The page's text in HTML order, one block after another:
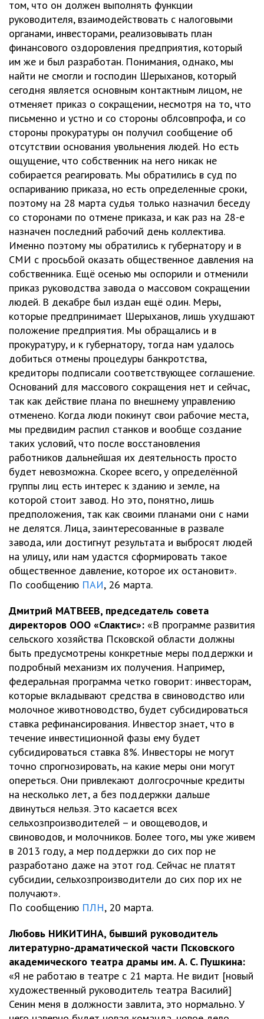
том, что он должен выполнять функции
руководителя, взаимодействовать с налоговыми
органами, инвесторами, реализовывать план
финансового оздоровления предприятия, который
им же и был разработан. Понимания, однако, мы
найти не смогли и господин Шерыханов, который
сегодня является основным контактным лицом, не
отменяет приказ о сокращении, несмотря на то, что
письменно и устно и со стороны облсовпрофа, и со
стороны прокуратуры он получил сообщение об
отсутствии основания увольнения людей. Но есть
ощущение, что собственник на него никак не
собирается реагировать. Мы обратились в суд по
оспариванию приказа, но есть определенные сроки,
поэтому на 28 марта судья только назначил беседу
со сторонами по отмене приказа, и как раз на 28-е
назначен последний рабочий день коллектива.
Именно поэтому мы обратились к губернатору и в
СМИ с просьбой оказать общественное давления на
собственника. Ещё осенью мы оспорили и отменили
приказ руководства завода о массовом сокращении
людей. В декабре был издан ещё один. Меры,
которые предпринимает Шерыханов, лишь ухудшают
положение предприятия. Мы обращались и в
прокуратуру, и к губернатору, тогда нам удалось
добиться отмены процедуры банкротства,
кредиторы подписали соответствующее соглашение.
Оснований для массового сокращения нет и сейчас,
так как действие плана по внешнему управлению
отменено. Когда люди покинут свои рабочие места,
мы предвидим распил станков и вообще создание
таких условий, что после восстановления
работников дальнейшая их деятельность просто
будет невозможна. Скорее всего, у определённой
группы лиц есть интерес к зданию и земле, на
которой стоит завод. Но это, понятно, лишь
предположения, так как своими планами они с нами
не делятся. Лица, заинтересованные в развале
завода, или достигнут результата и выбросят людей
на улицу, или нам удастся сформировать такое
общественное давление, которое их остановит».
По сообщению ПАИ, 26 марта.
Дмитрий МАТВЕЕВ, председатель совета
директоров ООО «Слактис»: «В программе развития
сельского хозяйства Псковской области должны
быть предусмотрены конкретные меры поддержки и
подробный механизм их получения. Например,
федеральная программа четко говорит: инвесторам,
которые вкладывают средства в свиноводство или
молочное животноводство, будет субсидироваться
ставка рефинансирования. Инвестор знает, что в
течение инвестиционной фазы ему будет
субсидироваться ставка 8%. Инвесторы не могут
точно спрогнозировать, на какие меры они могут
опереться. Они привлекают долгосрочные кредиты
на несколько лет, а без поддержки дальше
двинуться нельзя. Это касается всех
сельхозпроизводителей – и овощеводов, и
свиноводов, и молочников. Более того, мы уже живем
в 2013 году, а мер поддержки до сих пор не
разработано даже на этот год. Сейчас не платят
субсидии, сельхозпроизводители до сих пор их не
получают».
По сообщению ПЛН, 20 марта.
Любовь НИКИТИНА, бывший руководитель
литературно-драматической части Псковского
академического театра драмы им. А. С. Пушкина:
«Я не работаю в театре с 21 марта. Не видит [новый
художественный руководитель театра Василий]
Сенин меня в должности завлита, это нормально. У